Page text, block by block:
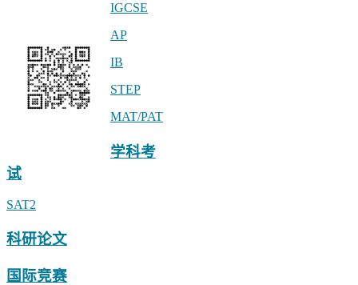
IGCSE
AP
IB
STEP
MAT/PAT
学科考
试
SAT2
科研论文
国际竞赛